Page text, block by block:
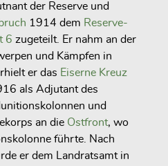
der Reserve und
1914 dem Reserve-
6 zugeteilt. Er nahm an der
und Kämpfen in
er das Eiserne Kreuz
als Adjutant des
und
an die Ostfront, wo
führte. Nach
er dem Landratsamt in